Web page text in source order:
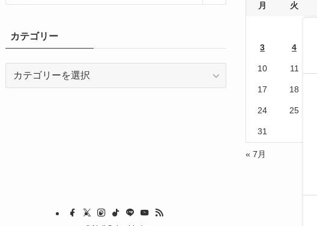
カテゴリー
月 火
3 4
10 11
17 18
24 25
31
« 7月